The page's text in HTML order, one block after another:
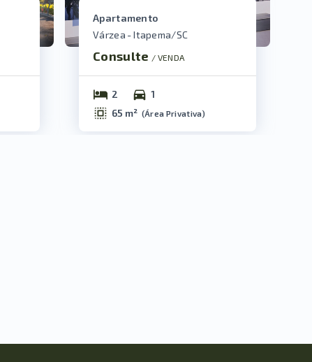
Apartamento
Várzea - Itapema/SC
Consulte / VENDA
2
1
65 m² (Área Privativa)